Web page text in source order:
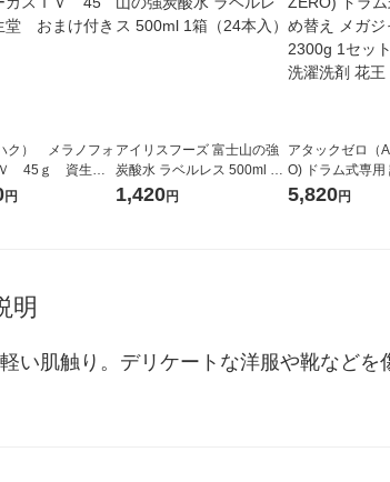
ク） メラノフォ
Ｖ 45ｇ 資生
き
円
アイリスフーズ 富士山の強
炭酸水 ラベルレス 500ml 1
箱（24本入）
1,420円
アタックゼロ（
O) ドラム式専用
ガジャンボ
5,820円
明
い肌触り。デリケートな洋服や靴など